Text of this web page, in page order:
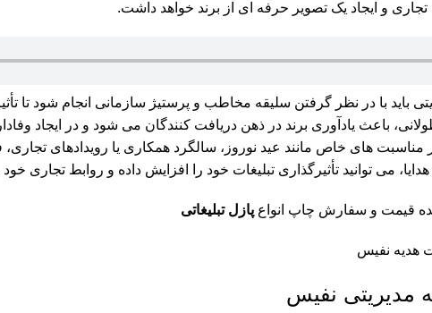
و ایجاد یک تصویر حرفه ای از برند خواهد داشت.
باید با در نظر گرفتن سلیقه مخاطب و پرستیژ سازمانی انجام شود تا
باعث یادآوری برند در ذهن دریافت کنندگان می شود و در ایجاد
مناسبت های خاص مانند عید نوروز، سالگرد همکاری یا رویدادهای
هدایا، می توانید تأثیرگذاری تبلیغات خود را افزایش داده و روابط تجاری
قیمت و سفارش چاپ انواع پازل تبلیغاتی
مدیریتی نفیس